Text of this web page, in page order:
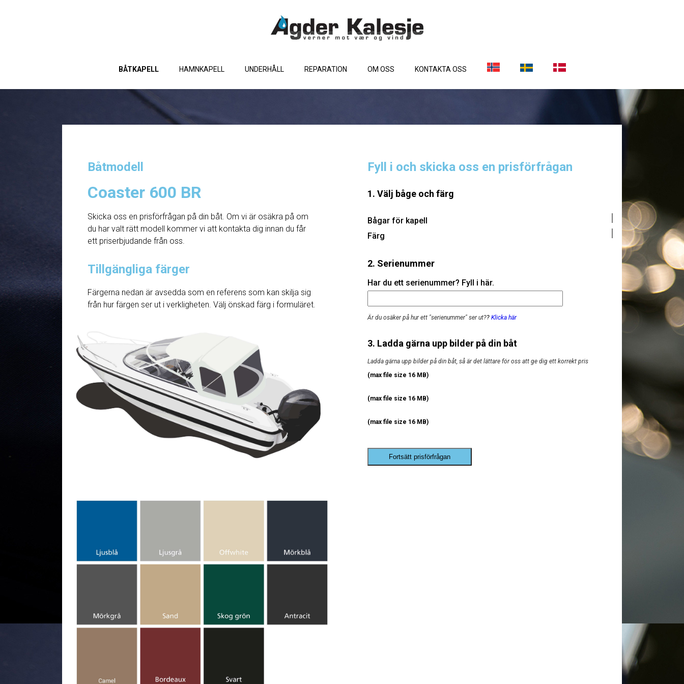
BÅTKAPELL HAMNKAPELL UNDERHÅLL REPARATION OM OSS KONTAKTA OSS
Båtmodell
Coaster 600 BR
Skicka oss en prisförfrågan på din båt. Om vi ​​är osäkra på om
du har valt rätt modell kommer vi att kontakta dig innan du får
ett priserbjudande från oss.
Tillgängliga färger
Färgerna nedan är avsedda som en referens som kan skilja sig
från hur färgen ser ut i verkligheten. Välj önskad färg i formuläret.
Fyll i och skicka oss en prisförfrågan
1. Välj båge och färg
Bågar för kapell
Färg
2. Serienummer
Har du ett serienummer? Fyll i här.
Är du osäker på hur ett "serienummer" ser ut?? Klicka här
3. Ladda gärna upp bilder på din båt
Ladda gärna upp bilder på din båt, så är det lättare för oss att ge dig ett korrekt pris
(max file size 16 MB)
(max file size 16 MB)
(max file size 16 MB)
Fortsätt prisförfrågan